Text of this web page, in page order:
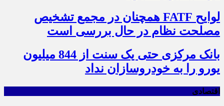
لوایح FATF همچنان در مجمع تشخیص
مصلحت نظام در حال بررسی است
بانک مرکزی حتی یک سنت از 844 میلیون
یورو را به خودروسازان نداد
اقتصادی